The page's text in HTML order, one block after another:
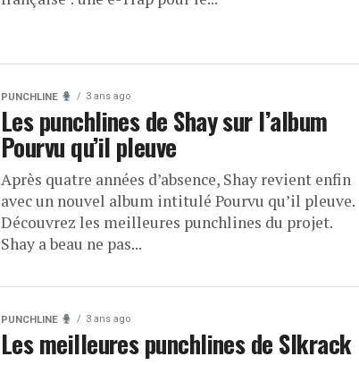
PUNCHLINE 3 ans ago
Les punchlines de Shay sur l’album
Pourvu qu’il pleuve
Après quatre années d’absence, Shay revient enfin
avec un nouvel album intitulé Pourvu qu’il pleuve.
Découvrez les meilleures punchlines du projet.
Shay a beau ne pas...
PUNCHLINE 3 ans ago
Les meilleures punchlines de Slkrack